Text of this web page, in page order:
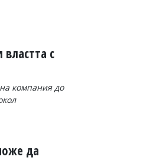
с
компания до
да